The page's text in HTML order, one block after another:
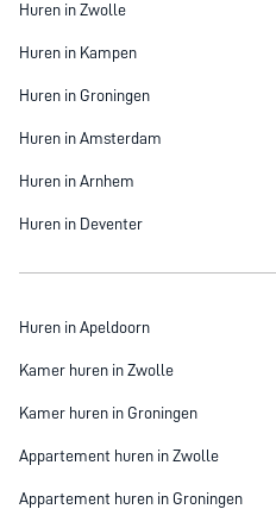
Huren in Zwolle
Huren in Kampen
Huren in Groningen
Huren in Amsterdam
Huren in Arnhem
Huren in Deventer
Huren in Apeldoorn
Kamer huren in Zwolle
Kamer huren in Groningen
Appartement huren in Zwolle
Appartement huren in Groningen